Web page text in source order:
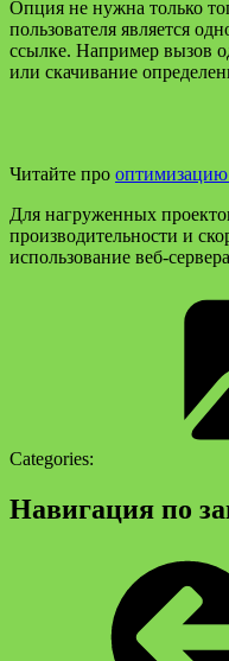
Опция не нужна только
пользователя является
ссылке. Например вызов
или скачивание
Читайте про
Для нагруженных
производительности и
использование веб-сервера
Categories:
Навигация по